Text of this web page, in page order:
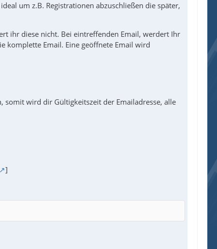
um z.B. Registrationen abzuschließen die später,
ihr diese nicht. Bei eintreffenden Email, werdert Ihr
komplette Email. Eine geöffnete Email wird
wird dir Gültigkeitszeit der Emailadresse, alle
]